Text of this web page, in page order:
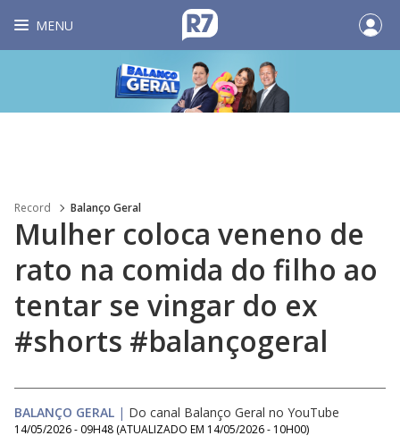
MENU
Record Balanço Geral
Mulher coloca veneno de
rato na comida do filho ao
tentar se vingar do ex
#shorts #balançogeral
BALANÇO GERAL | Do canal Balanço Geral no YouTube
14/05/2026 - 09H48 (ATUALIZADO EM 14/05/2026 - 10H00)